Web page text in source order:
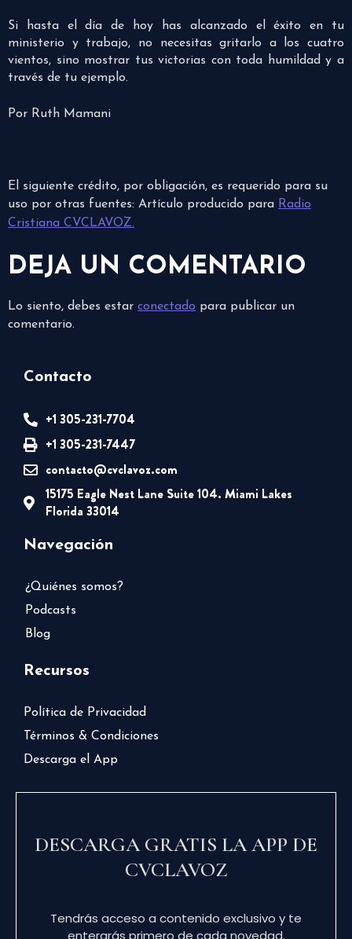
Si hasta el día de hoy has alcanzado el éxito en tu
ministerio y trabajo, no necesitas gritarlo a los cuatro
vientos, sino mostrar tus victorias con toda humildad y a
través de tu ejemplo.
Por Ruth Mamani
El siguiente crédito, por obligación, es requerido para su
uso por otras fuentes: Artículo producido para Radio
Cristiana CVCLAVOZ.
DEJA UN COMENTARIO
Lo siento, debes estar conectado para publicar un
comentario.
Contacto
+1 305-231-7704
+1 305-231-7447
contacto@cvclavoz.com
15175 Eagle Nest Lane Suite 104. Miami Lakes
Florida 33014
Navegación
¿Quiénes somos?
Podcasts
Blog
Recursos
Política de Privacidad
Términos & Condiciones
Descarga el App
DESCARGA GRATIS LA APP DE
CVCLAVOZ
Tendrás acceso a contenido exclusivo y te